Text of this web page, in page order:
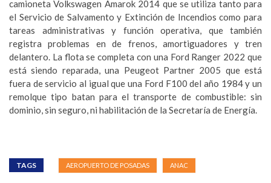
camioneta Volkswagen Amarok 2014 que se utiliza tanto para
el Servicio de Salvamento y Extinción de Incendios como para
tareas administrativas y función operativa, que también
registra problemas en de frenos, amortiguadores y tren
delantero. La flota se completa con una Ford Ranger 2022 que
está siendo reparada, una Peugeot Partner 2005 que está
fuera de servicio al igual que una Ford F100 del año 1984 y un
remolque tipo batan para el transporte de combustible: sin
dominio, sin seguro, ni habilitación de la Secretaría de Energía.
TAGS AEROPUERTO DE POSADAS ANAC